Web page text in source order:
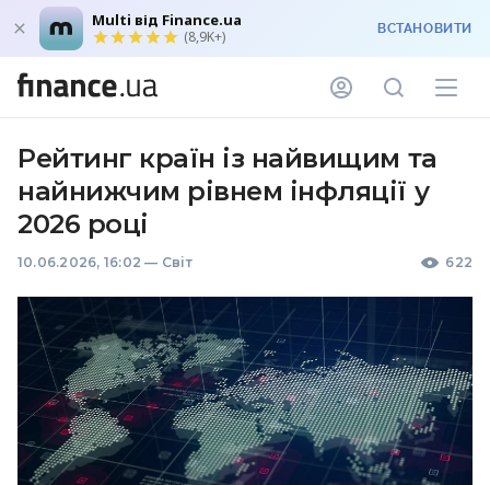
Multi від Finance.ua
(8,9K+) ВСТАНОВИТИ
Рейтинг країн із найвищим та
найнижчим рівнем інфляції у
2026 році
10.06.2026, 16:02 — Світ 622